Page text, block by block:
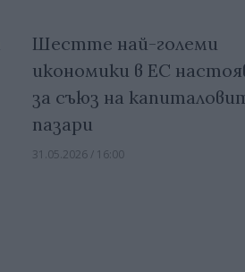
Шестте най-големи
икономики в ЕС
за съюз на
пазари
31.05.2026 / 16:00